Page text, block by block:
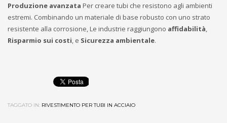
Produzione avanzata Per creare tubi che resistono agli ambienti
estremi. Combinando un materiale di base robusto con uno strato
resistente alla corrosione, Le industrie raggiungono affidabilità
Risparmio sui costi , e Sicurezza ambientale.
TAGGATO IN: RIVESTIMENTO PER TUBI IN ACCIAIO